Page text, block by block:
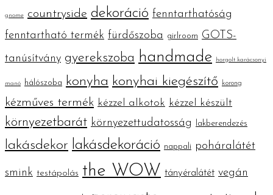
gnome countryside dekoráció fenntarthatóság
fenntartható termék fürdőszoba girlroom
GOTS-
tanúsítvány gyerekszoba handmade horgolt karácsonyi
manó hálószoba konyha konyhai kiegészítő korong
kézműves termék kézzel alkotok kézzel készült
környezetbarát környezettudatosság lakberendezés
lakásdekor lakásdekoráció nappali poháralátét
smink testápolás the WOW tányéralátét vegán